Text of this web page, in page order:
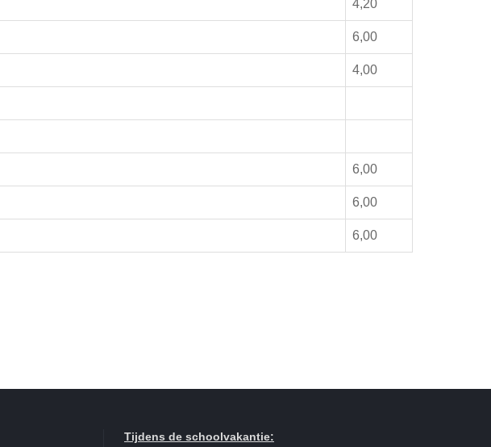
4,20
6,00
4,00
6,00
6,00
saus 6,00
Tijdens de schoolvakantie: